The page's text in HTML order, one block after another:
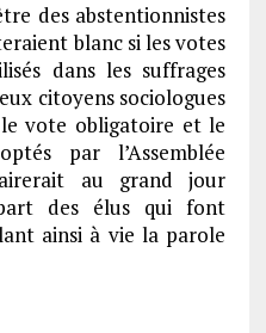
des abstentionnistes
blanc si les votes
dans les suffrages
citoyens sociologues
vote obligatoire et le
par l’Assemblée
au grand jour
des élus qui font
ainsi à vie la parole